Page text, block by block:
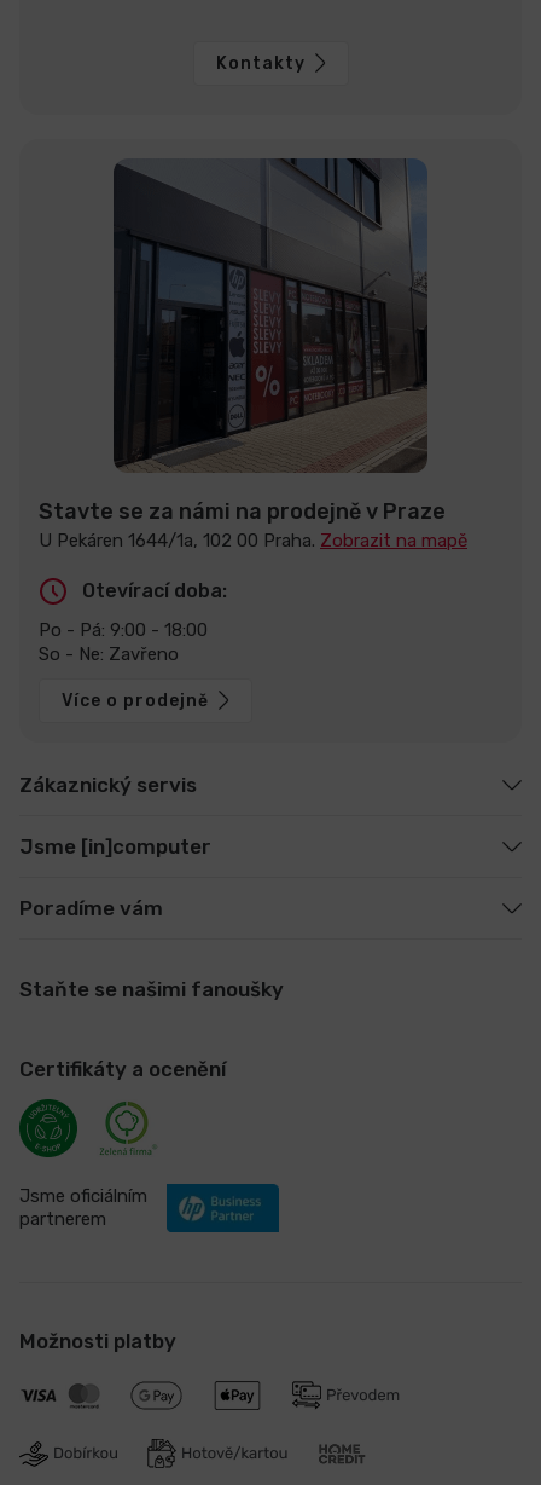
Kontakty
Stavte se za námi na prodejně v Praze
U Pekáren 1644/1a, 102 00 Praha. Zobrazit na mapě
Otevírací doba:
Po - Pá: 9:00 - 18:00
So - Ne: Zavřeno
Více o prodejně
Zákaznický servis
Jsme [in]computer
Poradíme vám
Staňte se našimi fanoušky
Certifikáty a ocenění
Jsme oficiálním
partnerem
Možnosti platby